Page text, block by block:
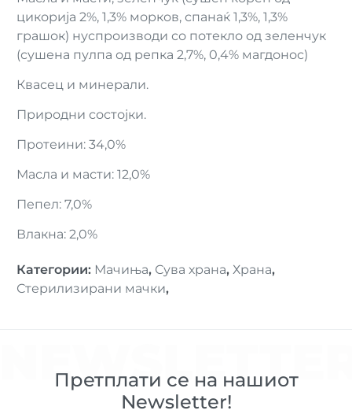
цикорија 2%, 1,3% морков, спанаќ 1,3%, 1,3%
грашок) нуспроизводи со потекло од зеленчук
(сушена пулпа од репка 2,7%, 0,4% магдонос)
Квасец и минерали.
Природни состојки.
Протеини: 34,0%
Масла и масти: 12,0%
Пепел: 7,0%
Влакна: 2,0%
Категории: Мачиња, Сува храна, Храна,
Стерилизирани мачки,
Претплати се на нашиот
Newsletter!